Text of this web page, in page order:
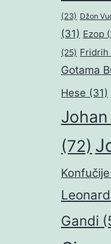
(23) Džon
(31) Ezop
(25) Fridrih
Gotama
Hese (31)
(72)
Konfučije
Gandi